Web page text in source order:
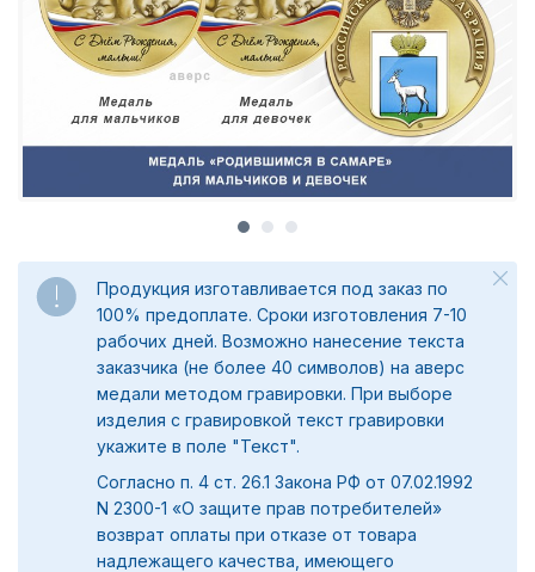
Продукция изготавливается под заказ по
100% предоплате. Сроки изготовления 7-10
рабочих дней. Возможно нанесение текста
заказчика (не более 40 символов) на аверс
медали методом гравировки. При выборе
изделия с гравировкой текст гравировки
укажите в поле "Текст".
Согласно п. 4 ст. 26.1 Закона РФ от 07.02.1992
N 2300-1 «О защите прав потребителей»
возврат оплаты при отказе от товара
надлежащего качества, имеющего